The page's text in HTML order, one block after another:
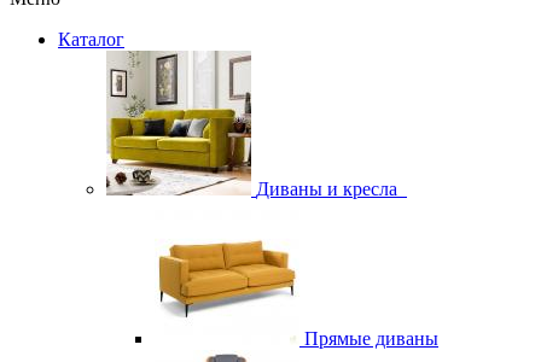
Каталог
Диваны и кресла
Прямые диваны